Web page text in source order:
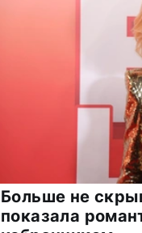
Больше не
показала